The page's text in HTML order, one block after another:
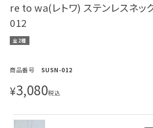
re to wa(レトワ) ステンレスネッ
012
全2種
商品番号 SUSN-012
¥3,080税込